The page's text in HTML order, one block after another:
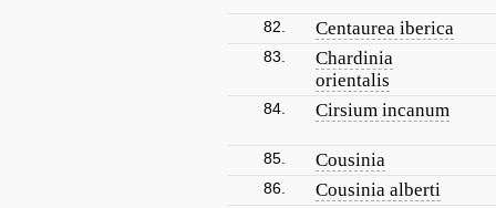
82. Centaurea iberica
83.
Chardinia
orientalis
84. Cirsium incanum
85. Cousinia
86. Cousinia alberti